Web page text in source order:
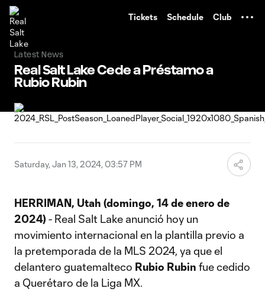
Tickets Schedule Club
Latest News
Real Salt Lake Cede a Préstamo a
Rubio Rubin
Saturday, Jan 13, 2024, 03:57 PM
HERRIMAN, Utah (domingo, 14 de enero de
2024) - Real Salt Lake anunció hoy un
movimiento internacional en la plantilla previo a
la pretemporada de la MLS 2024, ya que el
delantero guatemalteco Rubio Rubin fue cedido
a Querétaro de la Liga MX.